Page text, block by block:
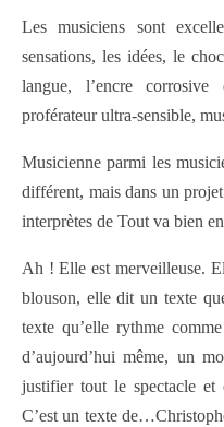
Les musiciens sont
sensations, les idées, le
langue, l’encre
proférateur ultra-sensible,
Musicienne parmi les
différent, mais dans un
interprètes de Tout va bien
Ah ! Elle est merveilleuse.
blouson, elle dit un texte
texte qu’elle rythme
d’aujourd’hui même, un
justifier tout le spectacle
C’est un texte